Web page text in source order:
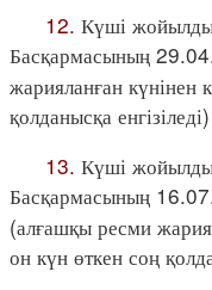
12. Күші
Басқармасының
жарияланған күнінен
қолданысқа
13. Күші
Басқармасының
(алғашқы ресми
он күн өткен соң